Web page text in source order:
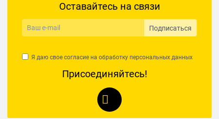
Оставайтесь на связи
Подписаться
Я даю свое согласие на обработку персональных данных
Присоединяйтесь!